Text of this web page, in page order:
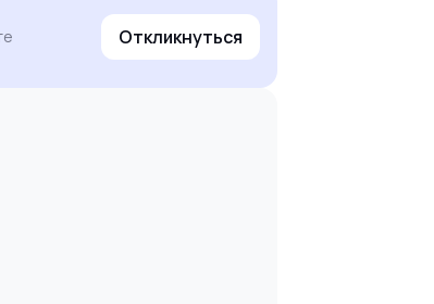
Откликнуться